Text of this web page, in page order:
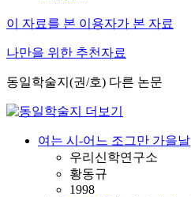
이 자료를 본 이용자가 본 자료
나만을 위한 추천자료
동일학술지(권/호) 다른 논문
여는 시-어느 조그만 가을날
우리신학연구소
황동규
1998